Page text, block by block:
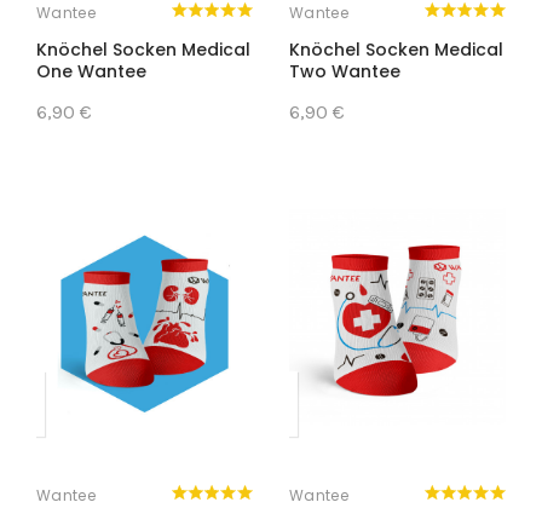
Wantee
Knöchel Socken Medical
One Wantee
6,90 €
Wantee
Knöchel Socken Medical
Two Wantee
6,90 €
Wantee Wantee